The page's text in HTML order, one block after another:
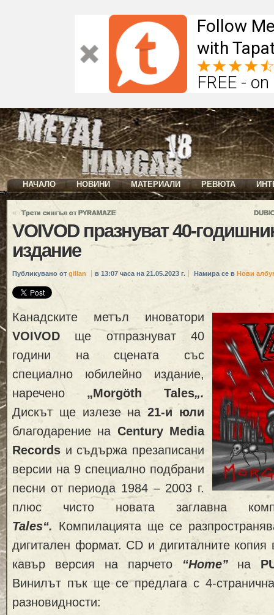
Follow
with
FREE -
НАЧАЛО НОВИНИ МАТЕРИАЛИ РЕВЮТА
« Трети сингъл от PYRAMAZE
VOIVOD празнуват 40-
издание
Публикувано от gillan в 13:07 часа на 21.05.2023 г. Намира се в Нови
Канадските метъл иноватори
VOIVOD ще отпразнуват 40
години на сцената със
специално юбилейно издание,
наречено „Morgöth Tales„.
Дискът ще излезе на21-и юли
благодарение на Century Media
Records и съдържа презаписани
версии на 9 специално подбрани
песни от периода 1984 – 2003 г.
плюс чисто новата заглавна
Tales“. Компилацията ще се
дигитален формат. CD и дигиталните копия
кавър версия на парчето
“Home”на
Винилът пък ще се предлага с 4-
разновидности: